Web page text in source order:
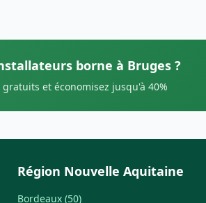
borne à Bruges ?
gratuits et économisez jusqu'à 40%
Région Nouvelle Aquitaine
Bordeaux (50)